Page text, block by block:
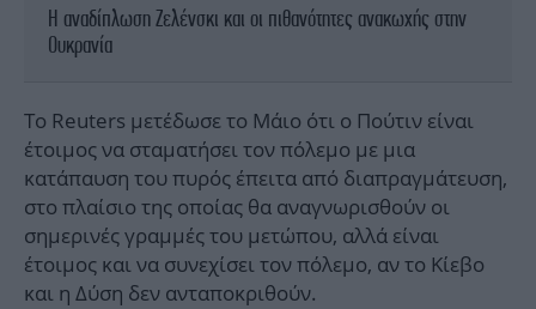
Η αναδίπλωση Ζελένσκι και οι πιθανότητες ανακωχής στην
Ουκρανία
Το Reuters μετέδωσε το Μάιο ότι ο Πούτιν είναι
έτοιμος να σταματήσει τον πόλεμο με μια
κατάπαυση του πυρός έπειτα από διαπραγμάτευση,
στο πλαίσιο της οποίας θα αναγνωρισθούν οι
σημερινές γραμμές του μετώπου, αλλά είναι
έτοιμος και να συνεχίσει τον πόλεμο, αν το Κίεβο
και η Δύση δεν ανταποκριθούν.